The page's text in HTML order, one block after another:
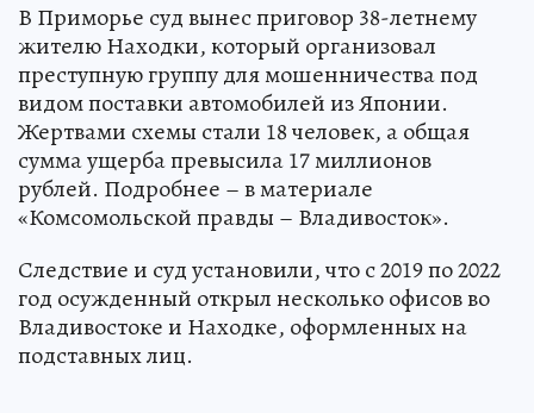
В Приморье суд вынес приговор 38-летнему
жителю Находки, который организовал
преступную группу для мошенничества под
видом поставки автомобилей из Японии.
Жертвами схемы стали 18 человек, а общая
сумма ущерба превысила 17 миллионов
рублей. Подробнее – в материале
«Комсомольской правды – Владивосток».
Следствие и суд установили, что с 2019 по 2022
год осужденный открыл несколько офисов во
Владивостоке и Находке, оформленных на
подставных лиц.